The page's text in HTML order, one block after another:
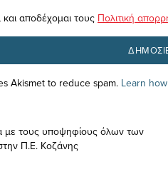
αποδέχομαι τους Πολιτική
Akismet to reduce spam. Learn
με τους υποψηφίους όλων των
Π.Ε. Κοζάνης